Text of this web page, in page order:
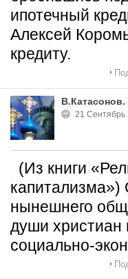
ипотечный
Алексей
кредиту.
21 Сентябрь
(Из книги
капитализма»)
нынешнего
души христиан
социально-